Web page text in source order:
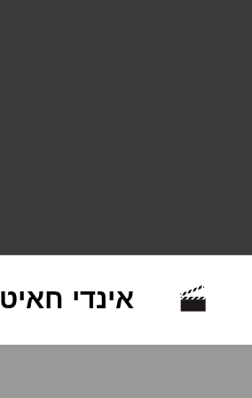
אינדי חאיט